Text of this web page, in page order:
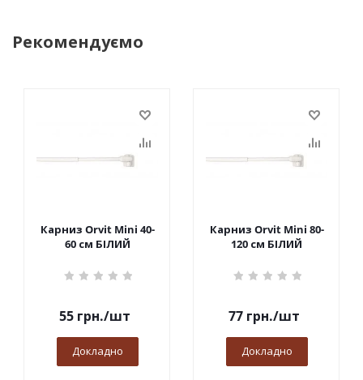
Рекомендуємо
Карниз Orvit Mini 40-
60 см БІЛИЙ
55грн./шт
Докладно
Карниз Orvit Mini 80-
120 см БІЛИЙ
77грн./шт
Докладно